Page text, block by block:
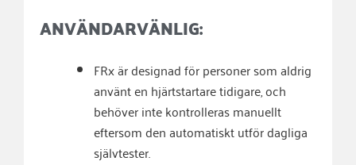
ANVÄNDARVÄNLIG:
FRx är designad för personer som aldrig
använt en hjärtstartare tidigare, och
behöver inte kontrolleras manuellt
eftersom den automatiskt utför dagliga
självtester.